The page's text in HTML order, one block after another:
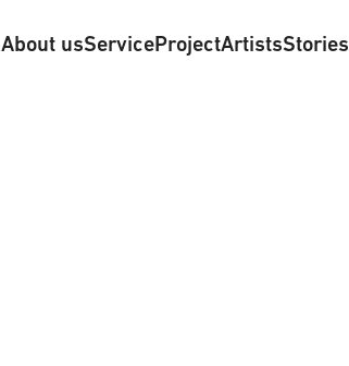
About usServiceProjectArtistsStories